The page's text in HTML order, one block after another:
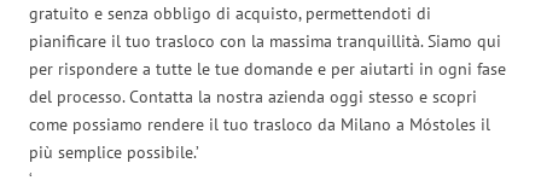
gratuito e senza obbligo di acquisto, permettendoti di
pianificare il tuo trasloco con la massima tranquillità. Siamo qui
per rispondere a tutte le tue domande e per aiutarti in ogni fase
del processo. Contatta la nostra azienda oggi stesso e scopri
come possiamo rendere il tuo trasloco da Milano a Móstoles il
più semplice possibile.’
‘